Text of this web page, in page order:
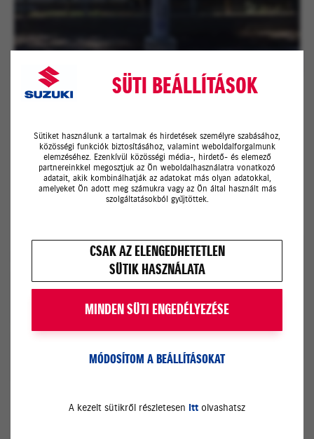
SÜTI BEÁLLÍTÁSOK
Sütiket használunk a tartalmak és hirdetések személyre szabásához,
közösségi funkciók biztosításához, valamint weboldalforgalmunk
elemzéséhez. Ezenkívül közösségi média-, hirdető- és elemező
partnereinkkel megosztjuk az Ön weboldalhasználatra vonatkozó
adatait, akik kombinálhatják az adatokat más olyan adatokkal,
amelyeket Ön adott meg számukra vagy az Ön által használt más
szolgáltatásokból gyűjtöttek.
CSAK AZ ELENGEDHETETLEN
SÜTIK HASZNÁLATA
MINDEN SÜTI ENGEDÉLYEZÉSE
MÓDOSÍTOM A BEÁLLÍTÁSOKAT
A kezelt sütikről részletesen itt olvashatsz
MEGNÉZEM